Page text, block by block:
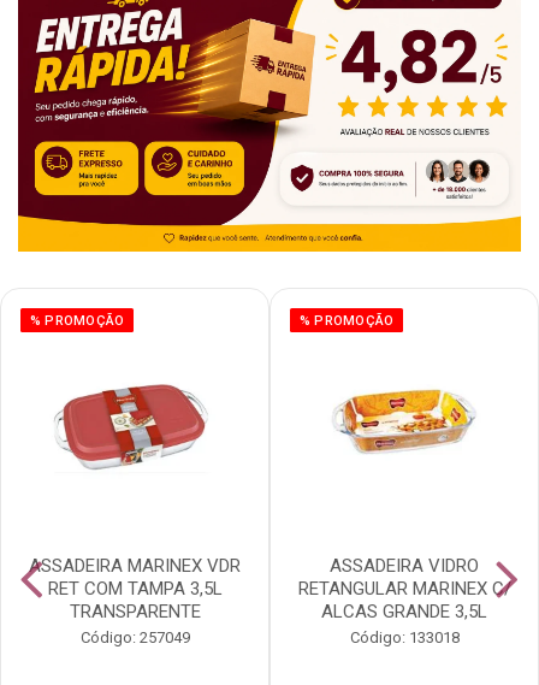
% PROMOÇÃO
ASSADEIRA MARINEX VDR
RET COM TAMPA 3,5L
TRANSPARENTE
Código: 257049
% PROMOÇÃO
ASSADEIRA VIDRO
RETANGULAR MARINEX C/
ALCAS GRANDE 3,5L
Código: 133018